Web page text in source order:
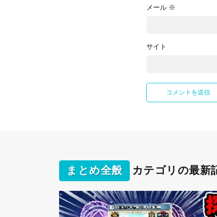
メール ※
サイト
まとめ全般 カテゴリの最新